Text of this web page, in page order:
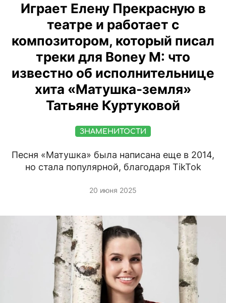
Играет Елену Прекрасную в
театре и работает с
композитором, который писал
треки для Boney M: что
известно об исполнительнице
хита «Матушка-земля»
Татьяне Куртуковой
ЗНАМЕНИТОСТИ
Песня «Матушка» была написана еще в 2014,
но стала популярной, благодаря TikTok
20 июня 2025